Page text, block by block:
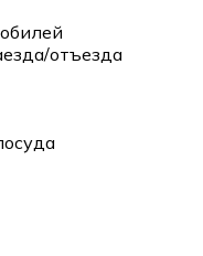
отъезда